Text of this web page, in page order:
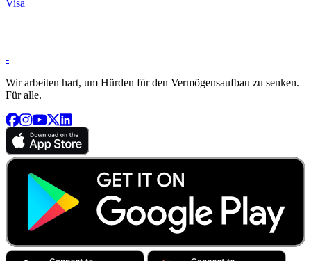
Visa
-
Wir arbeiten hart, um Hürden für den Vermögensaufbau zu senken.
Für alle.